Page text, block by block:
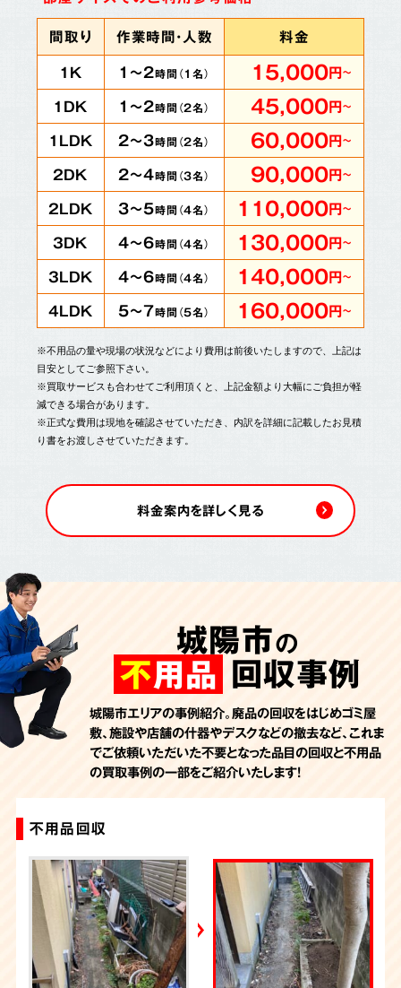
間取り
作業時間・人数
料金
1K
1～2時間（1名） 15,000円～
1DK 1～2時間（2名） 45,000円～
1LDK 2～3時間（2名） 60,000円～
2DK 2～4時間（3名） 90,000円～
2LDK 3～5時間（4名） 110,000円～
3DK 4～6時間（4名） 130,000円～
3LDK 4～6時間（4名） 140,000円～
4LDK 5～7時間（5名） 160,000円～
※不用品の量や現場の状況などにより費用は前後いたしますので、上記は
目安としてご参照下さい。
※買取サービスも合わせてご利用頂くと、上記金額より大幅にご負担が軽
減できる場合があります。
※正式な費用は現地を確認させていただき、内訳を詳細に記載したお見積
り書をお渡しさせていただきます。
料金案内を詳しく見る
城陽市の
不用品 回収事例
城陽市エリアの事例紹介。廃品の回収をはじめゴミ屋
敷、施設や店舗の什器やデスクなどの撤去など、これま
でご依頼いただいた不要となった品目の回収と不用品
の買取事例の一部をご紹介いたします！
不用品回収
脱臭・除菌
不用品回収
不用品回収